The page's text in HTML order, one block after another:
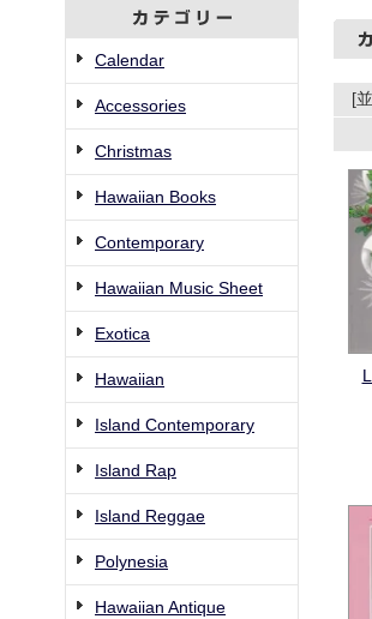
Calendar
Accessories
Christmas
Hawaiian Books
Contemporary
Hawaiian Music Sheet
Exotica
Hawaiian
Island Contemporary
Island Rap
Island Reggae
Polynesia
Hawaiian Antique
[